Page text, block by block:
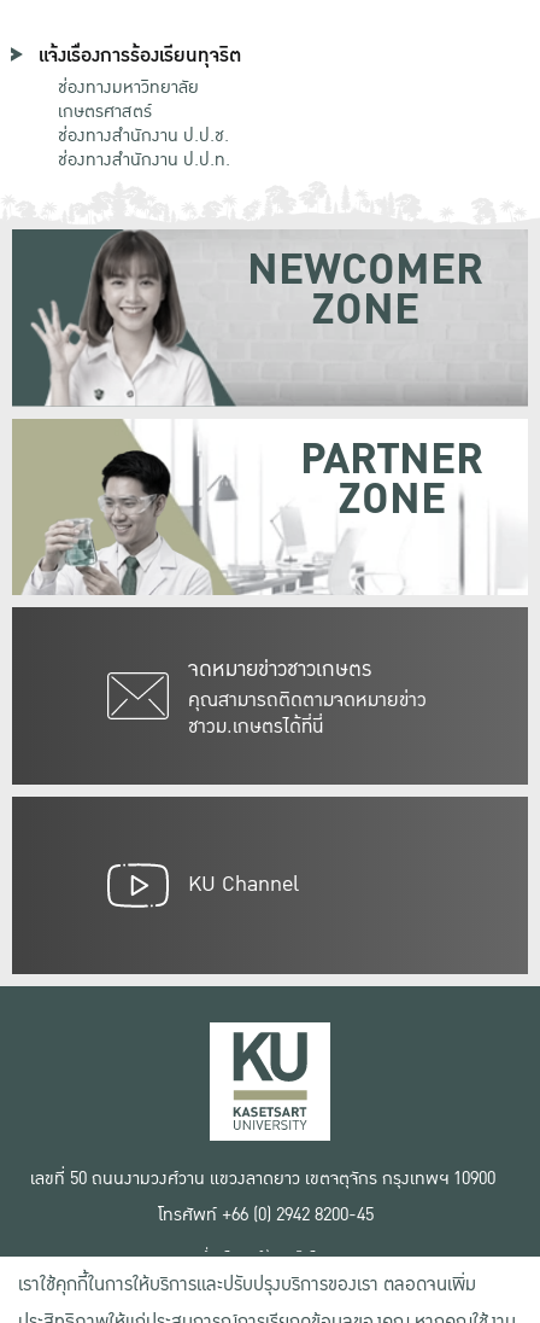
แจ้งเรื่องการร้องเรียนทุจริต
ช่องทางมหาวิทยาลัย
เกษตรศาสตร์
ช่องทางสำนักงาน ป.ป.ช.
ช่องทางสำนักงาน ป.ป.ท.
จดหมายข่าวชาวเกษตร
คุณสามารถติดตามจดหมายข่าว
ชาวม.เกษตรได้ที่นี่
NEWCOMER
ZONE
PARTNER
ZONE
KU Channel
เลขที่ 50 ถนนงามวงศ์วาน แขวงลาดยาว เขตจตุจักร กรุงเทพฯ 10900
โทรศัพท์ +66 (0) 2942 8200-45
เงื่อนไขการใช้งานเว็บไซต์
ข้อตกลงด้านสิทธิ์ใช้งาน
นโยบายความเป็นส่วนตัว
เราใช้คุกกี้ในการให้บริการและปรับปรุงบริการของเรา ตลอดจนเพิ่ม